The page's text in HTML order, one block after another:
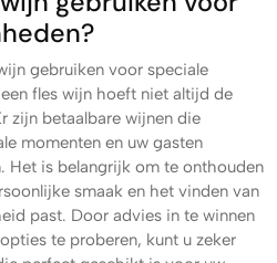
gebruiken voor speciale
fles wijn hoeft niet altijd de
zijn betaalbare wijnen die
momenten en uw gasten
Het is belangrijk om te onthouden
smaak en het vinden van
past. Door advies in te winnen
te proberen, kunt u zeker